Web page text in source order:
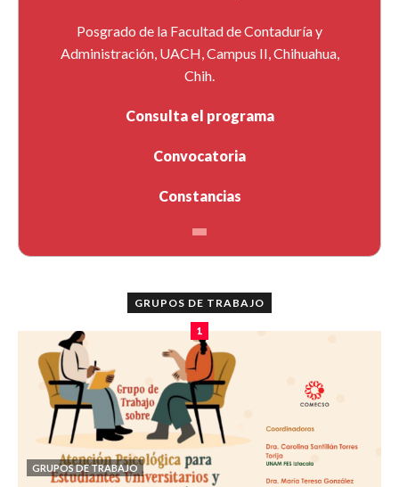
Posgrado de la Facultad de Contaduría y
Administración, UACH, Campus II, Chihuahua,
Chih.
Consulta el programa
Convocatoria
Constancias
GRUPOS DE TRABAJO
1
GRUPOS DE TRABAJO